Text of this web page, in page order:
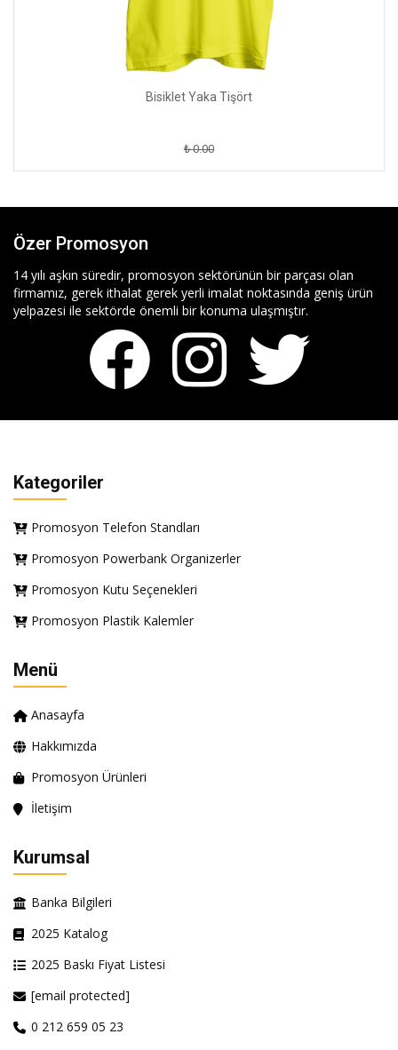
Bisiklet Yaka Tişört
₺ 0.00
Özer Promosyon
14 yılı aşkın süredir, promosyon sektörünün bir parçası olan
firmamız, gerek ithalat gerek yerli imalat noktasında geniş ürün
yelpazesi ile sektörde önemli bir konuma ulaşmıştır.
Kategoriler
Promosyon Telefon Standları
Promosyon Powerbank Organizerler
Promosyon Kutu Seçenekleri
Promosyon Plastik Kalemler
Menü
Anasayfa
Hakkımızda
Promosyon Ürünleri
İletişim
Kurumsal
Banka Bilgileri
2025 Katalog
2025 Baskı Fiyat Listesi
[email protected]
0 212 659 05 23